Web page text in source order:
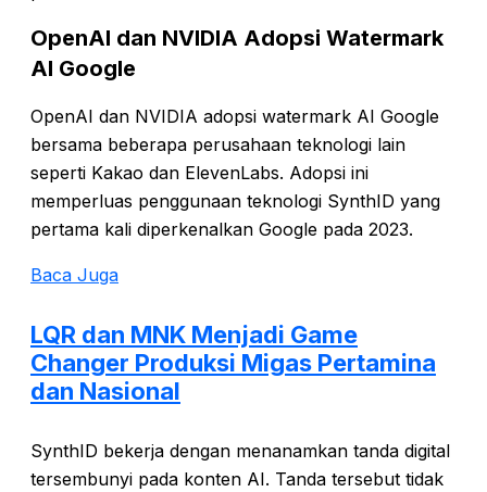
OpenAI dan NVIDIA Adopsi Watermark
AI Google
OpenAI dan NVIDIA adopsi watermark AI Google
bersama beberapa perusahaan teknologi lain
seperti Kakao dan ElevenLabs. Adopsi ini
memperluas penggunaan teknologi SynthID yang
pertama kali diperkenalkan Google pada 2023.
Baca Juga
LQR dan MNK Menjadi Game
Changer Produksi Migas Pertamina
dan Nasional
SynthID bekerja dengan menanamkan tanda digital
tersembunyi pada konten AI. Tanda tersebut tidak